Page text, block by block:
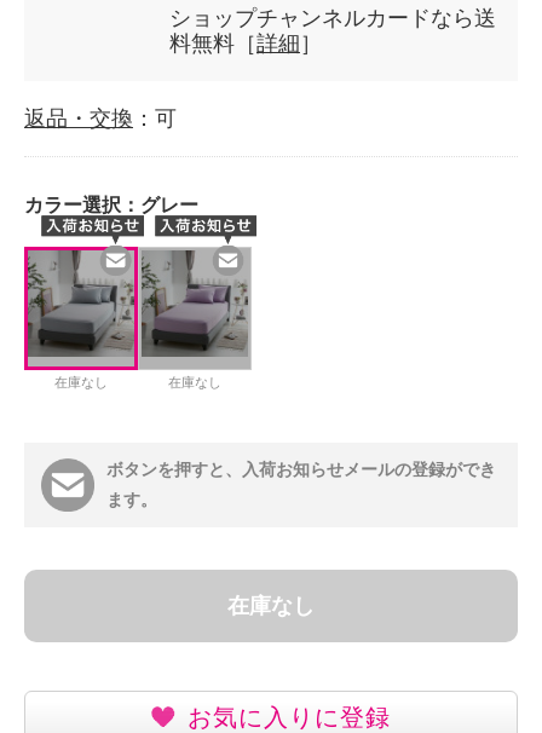
ショップチャンネルカードなら送
料無料［詳細 ］
返品・交換 ：可
カラー選択： グレー
在庫なし 在庫なし
ボタンを押すと、入荷お知らせメールの登録ができ
ます。
在庫なし
お気に入りに登録